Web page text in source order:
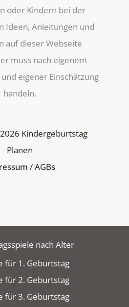
oder Kindern bei der
Ideen, Anleitungen und
auf dieser Webseite
muss nach eigenem
eigener Einschätzung
handeln.
Kindergeburtstag
Planen
/AGBs
nach Alter
für 1. Geburtstag
für 2. Geburtstag
für 3. Geburtstag